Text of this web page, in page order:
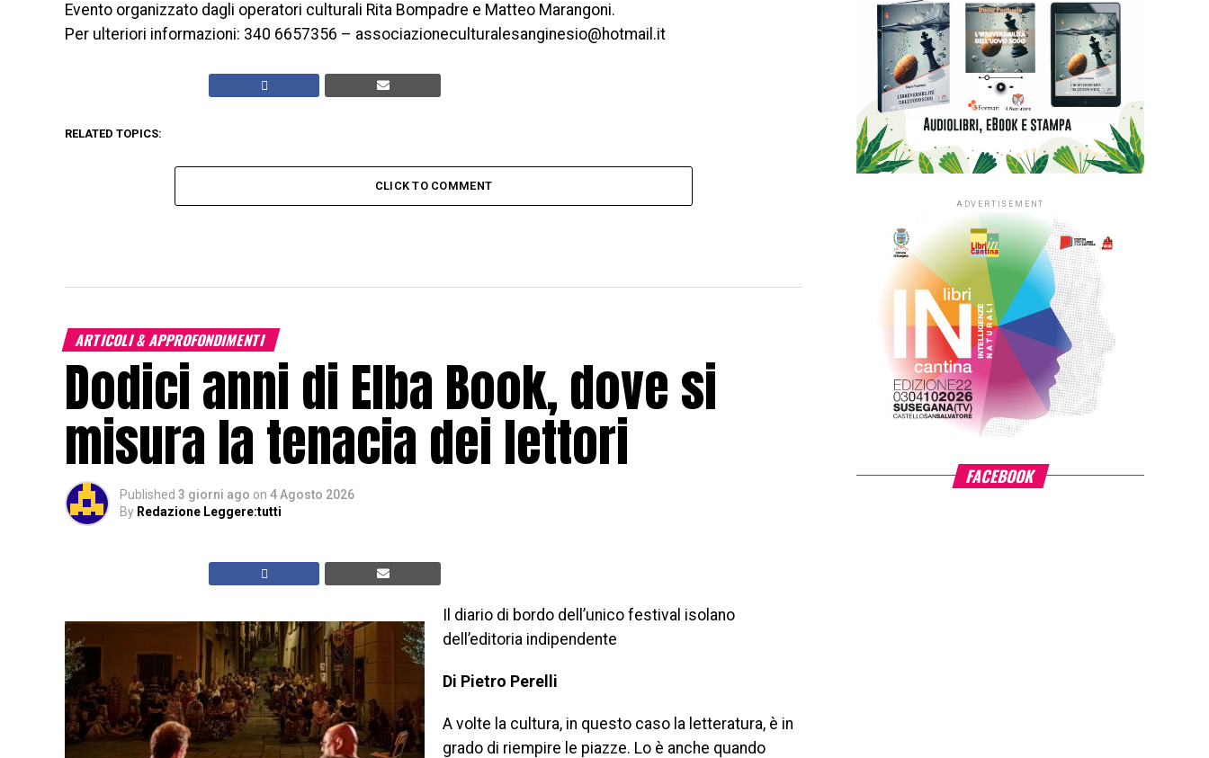
Evento organizzato dagli operatori culturali Rita Bompadre e Matteo Marangoni.
Per ulteriori informazioni: 340 6657356 – associazioneculturalesanginesio@hotmail.it
RELATED TOPICS:
CLICK TO COMMENT
ARTICOLI & APPROFONDIMENTI
Dodici anni di Elba Book, dove si
misura la tenacia dei lettori
Published 3 giorni ago on 4 Agosto 2026
By Redazione Leggere:tutti
Il diario di bordo dell’unico festival isolano
dell’editoria indipendente
Di Pietro Perelli
A volte la cultura, in questo caso la letteratura, è in
grado di riempire le piazze. Lo è anche quando
ADVERTISEMENT
FACEBOOK